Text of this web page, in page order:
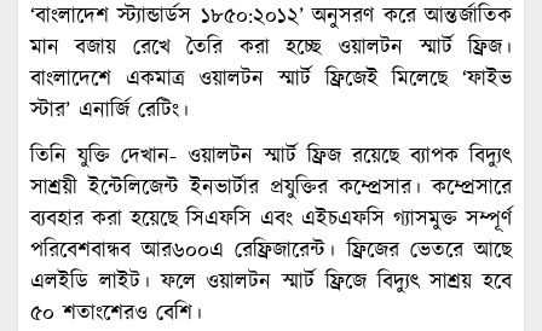
‘বাংলাদেশ স্ট্যান্ডার্ডস ১৮৫০:২০১২’ অনুসরণ করে আন্তর্জাতিক
মান বজায় রেখে তৈরি করা হচ্ছে ওয়ালটন স্মার্ট ফ্রিজ।
বাংলাদেশে একমাত্র ওয়ালটন স্মার্ট ফ্রিজেই মিলেছে ‘ফাইভ
স্টার’ এনার্জি রেটিং।
তিনি যুক্তি দেখান- ওয়ালটন স্মার্ট ফ্রিজ রয়েছে ব্যাপক বিদ্যুৎ
সাশ্রয়ী ইন্টেলিজেন্ট ইনভার্টার প্রযুক্তির কম্প্রেসার। কম্প্রেসারে
ব্যবহার করা হয়েছে সিএফসি এবং এইচএফসি গ্যাসমুক্ত সম্পূর্ণ
পরিবেশবান্ধব আর৬০০এ রেফ্রিজারেন্ট। ফ্রিজের ভেতরে আছে
এলইডি লাইট। ফলে ওয়ালটন স্মার্ট ফ্রিজে বিদ্যুৎ সাশ্রয় হবে
৫০ শতাংশেরও বেশি।